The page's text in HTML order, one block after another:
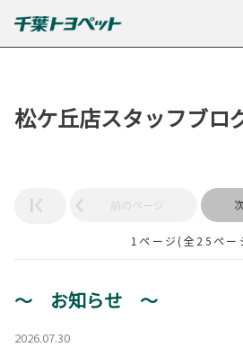
松ケ丘店スタッフブロ
前のページ
1ページ(全25ペー
～ お知らせ ～
2026.07.30